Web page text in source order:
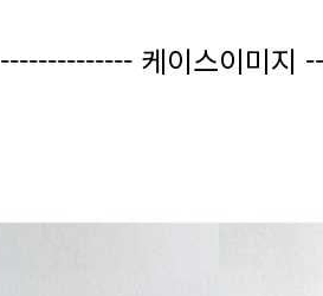
-------------- 케이스이미지